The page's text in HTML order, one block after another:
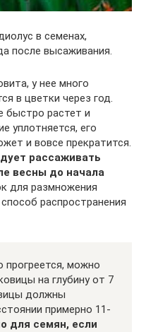
в семенах,
после высаживания.
у нее много
в цветки через год.
быстро растет и
уплотняется, его
и вовсе прекратится.
рассаживать
весны до начала
для размножения
распространения
прогреется, можно
на глубину от 7
должны
примерно 11-
для семян, если